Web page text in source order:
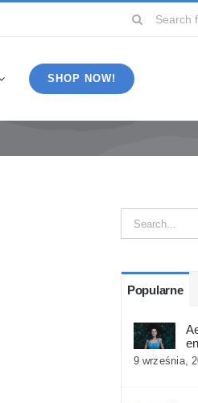
Szukaj
SHOP NOW!
Szukaj
Popularne
9 września,